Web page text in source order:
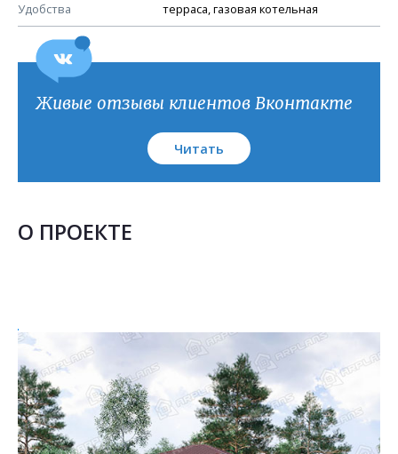
Удобства терраса, газовая котельная
План кровли
Живые отзывы клиентов Вконтакте
Читать
О ПРОЕКТЕ